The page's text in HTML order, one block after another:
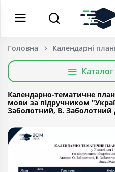
Головна Календарні
Календарно-тематичне
мови за підручником
Заболотний, В. Заболотний